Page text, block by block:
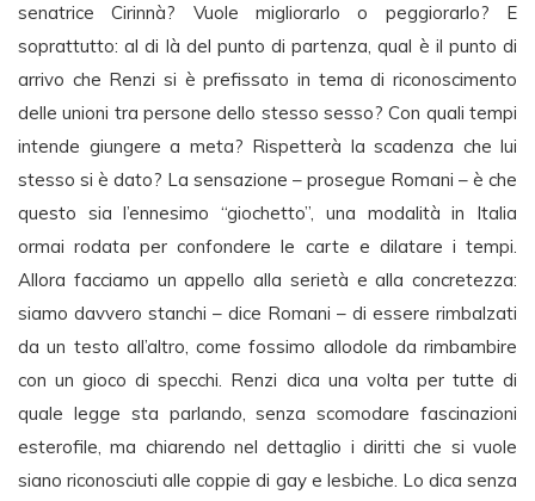
senatrice Cirinnà? Vuole migliorarlo o peggiorarlo? E
soprattutto: al di là del punto di partenza, qual è il punto di
arrivo che Renzi si è prefissato in tema di riconoscimento
delle unioni tra persone dello stesso sesso? Con quali tempi
intende giungere a meta? Rispetterà la scadenza che lui
stesso si è dato? La sensazione – prosegue Romani – è che
questo sia l’ennesimo “giochetto”, una modalità in Italia
ormai rodata per confondere le carte e dilatare i tempi.
Allora facciamo un appello alla serietà e alla concretezza:
siamo davvero stanchi – dice Romani – di essere rimbalzati
da un testo all’altro, come fossimo allodole da rimbambire
con un gioco di specchi. Renzi dica una volta per tutte di
quale legge sta parlando, senza scomodare fascinazioni
esterofile, ma chiarendo nel dettaglio i diritti che si vuole
siano riconosciuti alle coppie di gay e lesbiche. Lo dica senza